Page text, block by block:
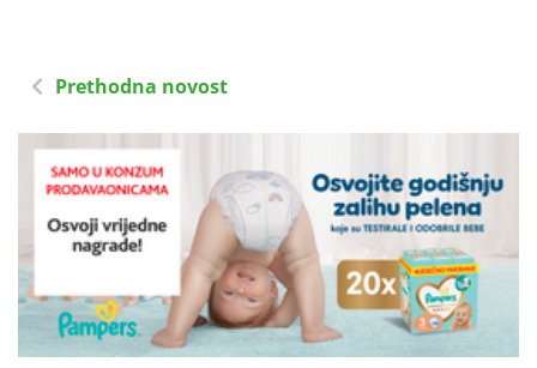
Prethodna novost